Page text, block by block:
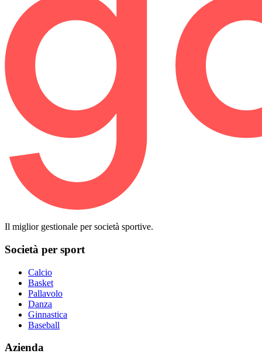
Il miglior gestionale per società sportive.
Società per sport
Calcio
Basket
Pallavolo
Danza
Ginnastica
Baseball
Azienda